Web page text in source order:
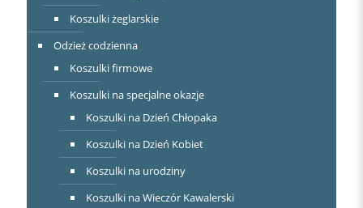
Koszulki żeglarskie
Odzież codzienna
Koszulki firmowe
Koszulki na specjalne okazje
Koszulki na Dzień Chłopaka
Koszulki na Dzień Kobiet
Koszulki na urodziny
Koszulki na Wieczór Kawalerski